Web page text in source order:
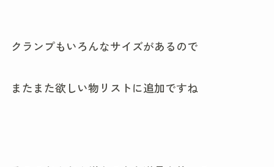
クランプもいろんなサイズがあるので
またまた欲しい物リストに追加ですね